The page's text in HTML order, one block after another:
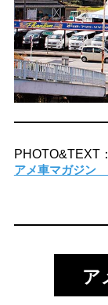
PHOTO&TEXT
アメ車マガジン
ア